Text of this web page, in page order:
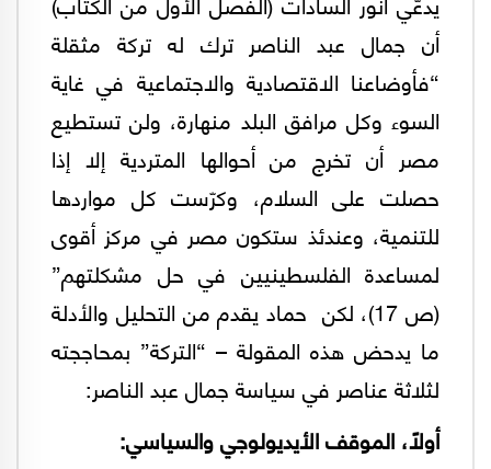
أن جمال عبد الناصر ترك له تركة مثقلة
“فأوضاعنا الاقتصادية والاجتماعية في غاية
السوء وكل مرافق البلد منهارة، ولن تستطيع
مصر أن تخرج من أحوالها المتردية إلا إذا
حصلت على السلام، وكرّست كل مواردها
للتنمية، وعندئذ ستكون مصر في مركز أقوى
لمساعدة الفلسطينيين في حل مشكلتهم”
(ص 17)، لكن حماد يقدم من التحليل والأدلة
ما يدحض هذه المقولة – “التركة” بمحاججته
لثلاثة عناصر في سياسة جمال عبد الناصر:
أولاً، ‏الموقف الأيديولوجي والسياسي: